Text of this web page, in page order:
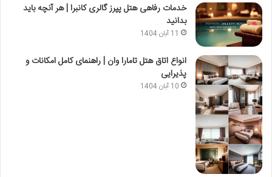
خدمات رفاهی هتل پپرز گالری کانبرا | هر آنچه باید
بدانید
11 آبان 1404
انواع اتاق هتل تامارا وان | راهنمای کامل امکانات و
پذیرایی
10 آبان 1404